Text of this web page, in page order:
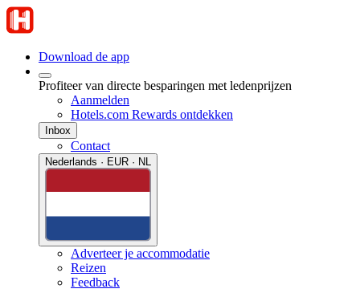
Download de app
Profiteer van directe besparingen met ledenprijzen
Aanmelden
Hotels.com Rewards ontdekken
Inbox
Contact
Nederlands · EUR · NL
Adverteer je accommodatie
Reizen
Feedback